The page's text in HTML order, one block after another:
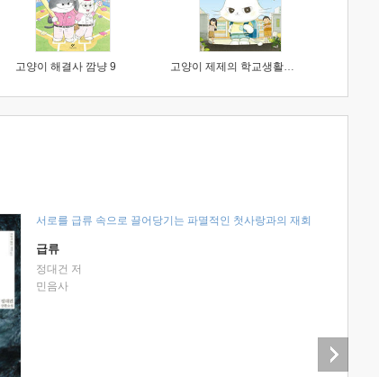
고양이 해결사 깜냥 9 고양이 제제의 학교생활 1 : 초등학생이 이렇게 힘들 줄이야
서로를 급류 속으로 끌어당기는 파멸적인 첫사랑과의 재회
급류
정대건 저
민음사